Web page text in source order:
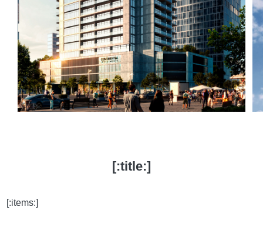
[:title:]
[:items:]